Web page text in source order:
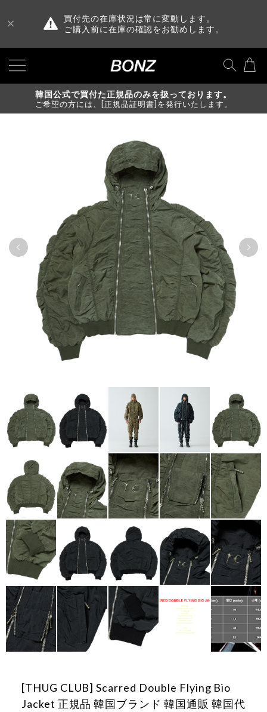
買付先の在庫状況は常に変動します。
ご購入前に在庫の確認をお勧めします。
韓国公式で買付た正規品のみを扱っております。
ご希望の方には、[正規品証明書]を発行いたします。
[THUG CLUB] Scarred Double Flying Bio
Jacket 正規品 韓国ブランド 韓国通販 韓国代